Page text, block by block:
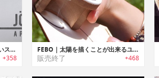
JÖRD｜液体や汚れがつきにくいスタイリッシュ5イン1エプロン「ジョード」
+358
FEBO｜太陽を描くことが出来るユニークなデバイス「フェボ」
販売終了 +468